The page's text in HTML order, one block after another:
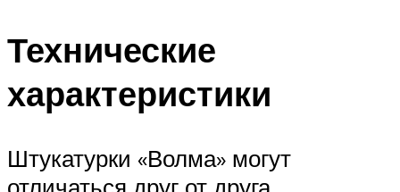
Технические
характеристики
Штукатурки «Волма» могут